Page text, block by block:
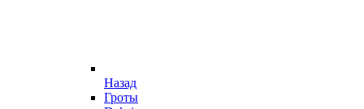
Назад
Гроты